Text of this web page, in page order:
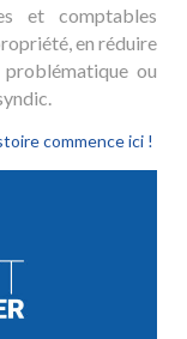
et comptables
en réduire
ou
commence ici !